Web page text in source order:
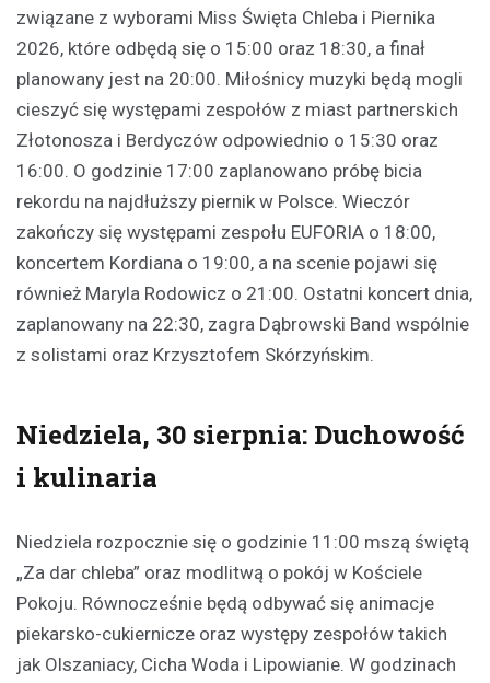
związane z wyborami Miss Święta Chleba i Piernika
2026, które odbędą się o 15:00 oraz 18:30, a finał
planowany jest na 20:00. Miłośnicy muzyki będą mogli
cieszyć się występami zespołów z miast partnerskich
Złotonosza i Berdyczów odpowiednio o 15:30 oraz
16:00. O godzinie 17:00 zaplanowano próbę bicia
rekordu na najdłuższy piernik w Polsce. Wieczór
zakończy się występami zespołu EUFORIA o 18:00,
koncertem Kordiana o 19:00, a na scenie pojawi się
również Maryla Rodowicz o 21:00. Ostatni koncert dnia,
zaplanowany na 22:30, zagra Dąbrowski Band wspólnie
z solistami oraz Krzysztofem Skórzyńskim.
Niedziela, 30 sierpnia: Duchowość
i kulinaria
Niedziela rozpocznie się o godzinie 11:00 mszą świętą
„Za dar chleba” oraz modlitwą o pokój w Kościele
Pokoju. Równocześnie będą odbywać się animacje
piekarsko-cukiernicze oraz występy zespołów takich
jak Olszaniacy, Cicha Woda i Lipowianie. W godzinach